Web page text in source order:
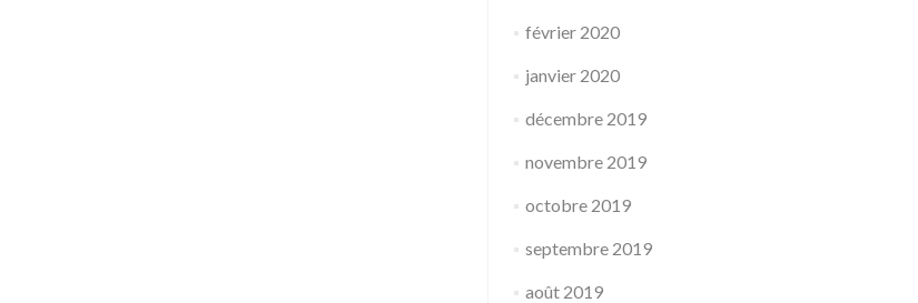
février 2020
janvier 2020
décembre 2019
novembre 2019
octobre 2019
septembre 2019
août 2019